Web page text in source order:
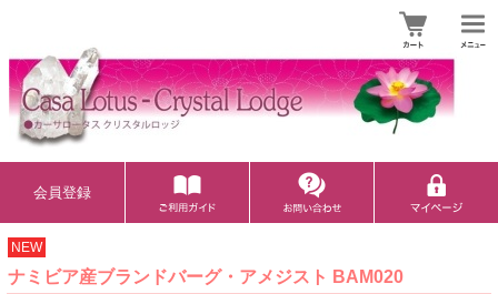
会員登録
NEW
ナミビア産ブランドバーグ・アメジスト BAM020